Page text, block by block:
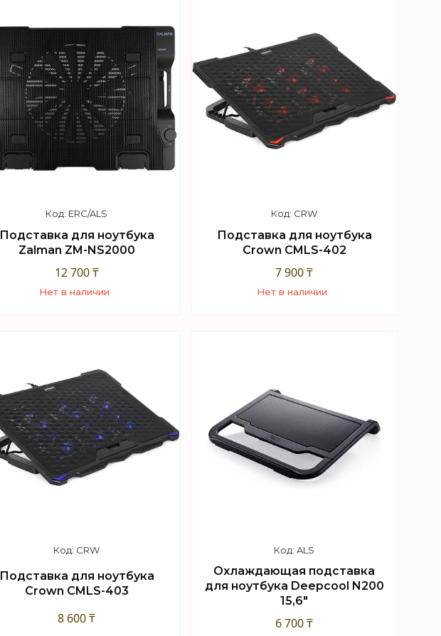
ERC/ALS
Подставка для ноутбука
Zalman ZM-NS2000
12 700 ₸
Нет в наличии
CRW
Подставка для ноутбука
Crown CMLS-402
7 900 ₸
Нет в наличии
CRW
Подставка для ноутбука
Crown CMLS-403
8 600 ₸
ALS
Охлаждающая подставка
для ноутбука Deepcool N200
15,6"
6 700 ₸